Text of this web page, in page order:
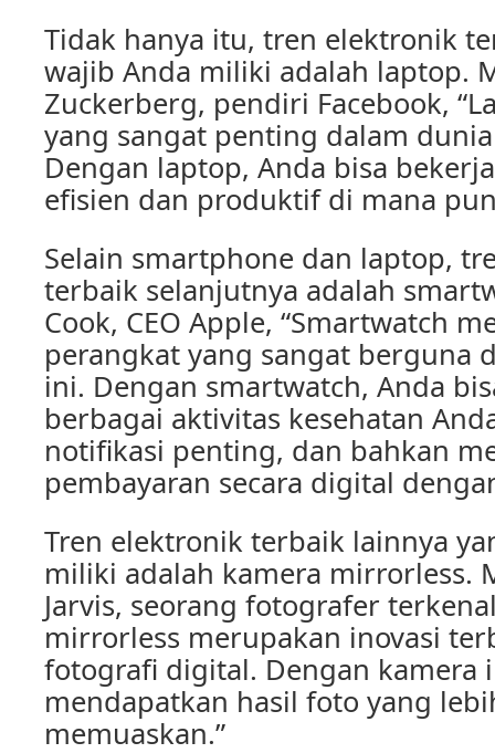
Tidak hanya itu, tren elektronik
wajib Anda miliki adalah laptop.
Zuckerberg, pendiri Facebook,
yang sangat penting dalam
Dengan laptop, Anda bisa
efisien dan produktif di mana
Selain smartphone dan laptop,
terbaik selanjutnya adalah
Cook, CEO Apple, “Smartwatch
perangkat yang sangat berguna
ini. Dengan smartwatch, Anda
berbagai aktivitas kesehatan
notifikasi penting, dan bahkan
pembayaran secara digital
Tren elektronik terbaik lainnya
miliki adalah kamera mirrorless.
Jarvis, seorang fotografer
mirrorless merupakan inovasi
fotografi digital. Dengan kamera
mendapatkan hasil foto yang
memuaskan.”